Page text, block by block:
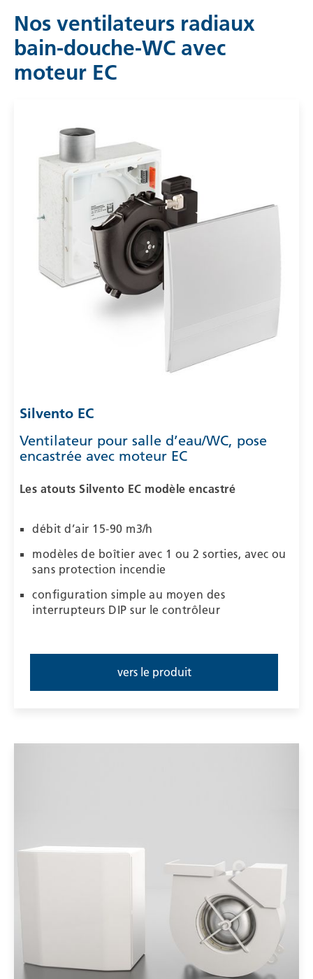
Nos ventilateurs radiaux
bain-douche-WC avec
moteur EC
Silvento EC
Ventilateur pour salle d’eau/WC, pose
encastrée avec moteur EC
Les atouts Silvento EC modèle encastré
débit d’air 15-90 m3/h
modèles de boîtier avec 1 ou 2 sorties, avec ou
sans protection incendie
configuration simple au moyen des
interrupteurs DIP sur le contrôleur
vers le produit